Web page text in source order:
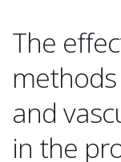
The
and
in the